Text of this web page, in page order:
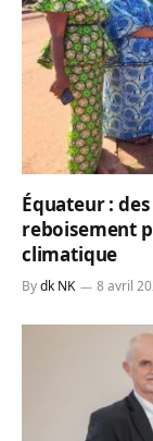
Équateur :
reboisement
climatique
Bydk NK 8 avril